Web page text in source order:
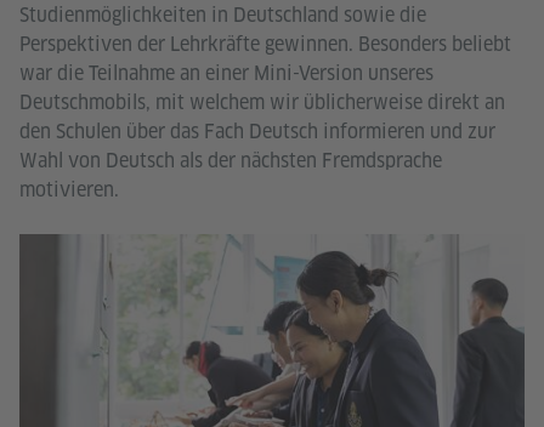
Studienmöglichkeiten in Deutschland sowie die
Perspektiven der Lehrkräfte gewinnen. Besonders beliebt
war die Teilnahme an einer Mini-Version unseres
Deutschmobils, mit welchem wir üblicherweise direkt an
den Schulen über das Fach Deutsch informieren und zur
Wahl von Deutsch als der nächsten Fremdsprache
motivieren.